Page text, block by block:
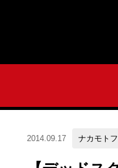
2014.09.17 ナカモト